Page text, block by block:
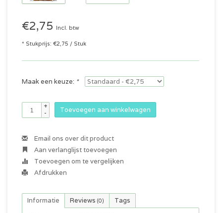
€2,75 Incl. btw
* Stukprijs: €2,75 / Stuk
Maak een keuze: *
+
-
Toevoegen aan winkelwagen
Email ons over dit product
Aan verlanglijst toevoegen
Toevoegen om te vergelijken
Afdrukken
Informatie Reviews (0) Tags